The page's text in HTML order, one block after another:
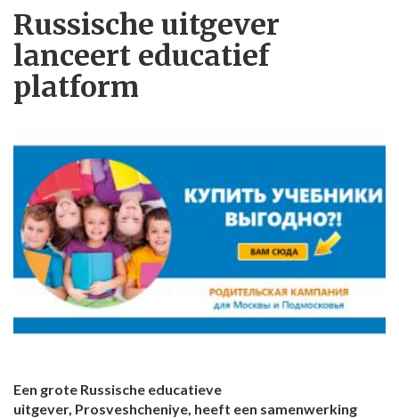
Russische uitgever
lanceert educatief
platform
Een grote Russische educatieve
uitgever, Prosveshcheniye, heeft een samenwerking